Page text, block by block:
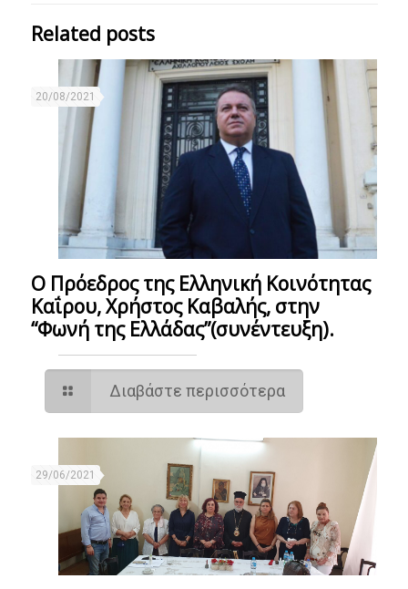
Related posts
20/08/2021
Ο Πρόεδρος της Ελληνική Κοινότητας
Καΐρου, Χρήστος Καβαλής, στην
“Φωνή της Ελλάδας”(συνέντευξη).
Διαβάστε περισσότερα
29/06/2021